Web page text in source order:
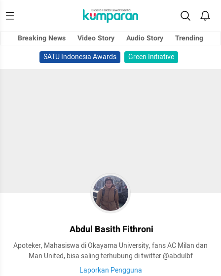
Breaking News Video Story Audio Story
Trending
SATU Indonesia Awards
Green Initiative
Abdul Basith Fithroni
Apoteker, Mahasiswa di Okayama University, fans AC Milan dan
Man United, bisa saling terhubung di twitter @abdulbf
Laporkan Pengguna